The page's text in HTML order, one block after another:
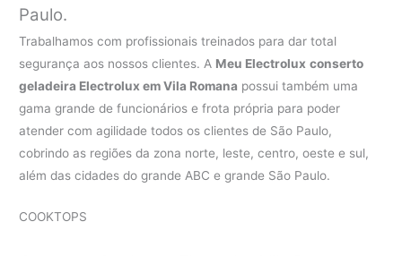
Paulo.
Trabalhamos com profissionais treinados para dar total
segurança aos nossos clientes. A Meu Electrolux conserto
geladeira Electrolux em Vila Romana possui também uma
gama grande de funcionários e frota própria para poder
atender com agilidade todos os clientes de São Paulo,
cobrindo as regiões da zona norte, leste, centro, oeste e sul,
além das cidades do grande ABC e grande São Paulo.
COOKTOPS